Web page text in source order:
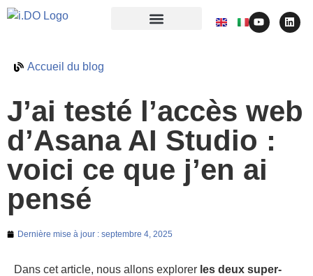
Accueil du blog
J’ai testé l’accès web
d’Asana AI Studio :
voici ce que j’en ai
pensé
Dernière mise à jour : septembre 4, 2025
Dans cet article, nous allons explorer les deux super-